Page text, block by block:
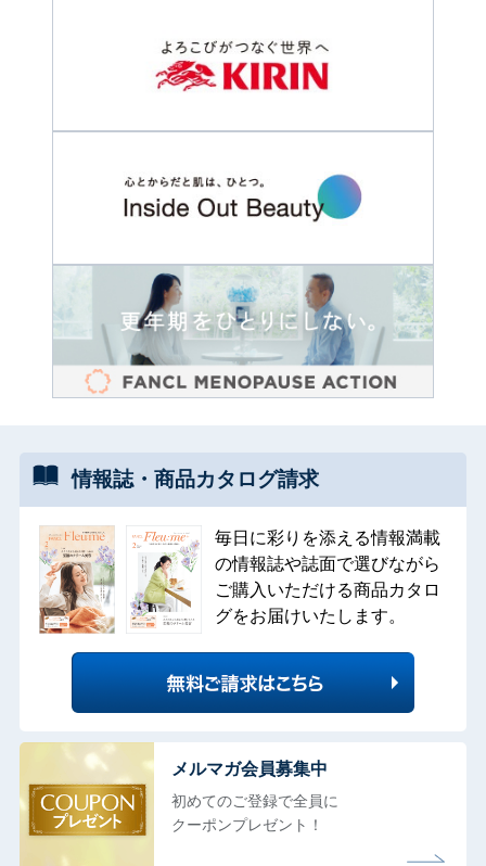
情報誌・ 商品カタログ請求
毎日に彩りを添える情報満載
の情報誌や誌面で選びながら
ご購入いただける商品カタロ
グをお届けいたします。
メルマガ会員募集中
初めてのご登録で全員に
クーポンプレゼント！